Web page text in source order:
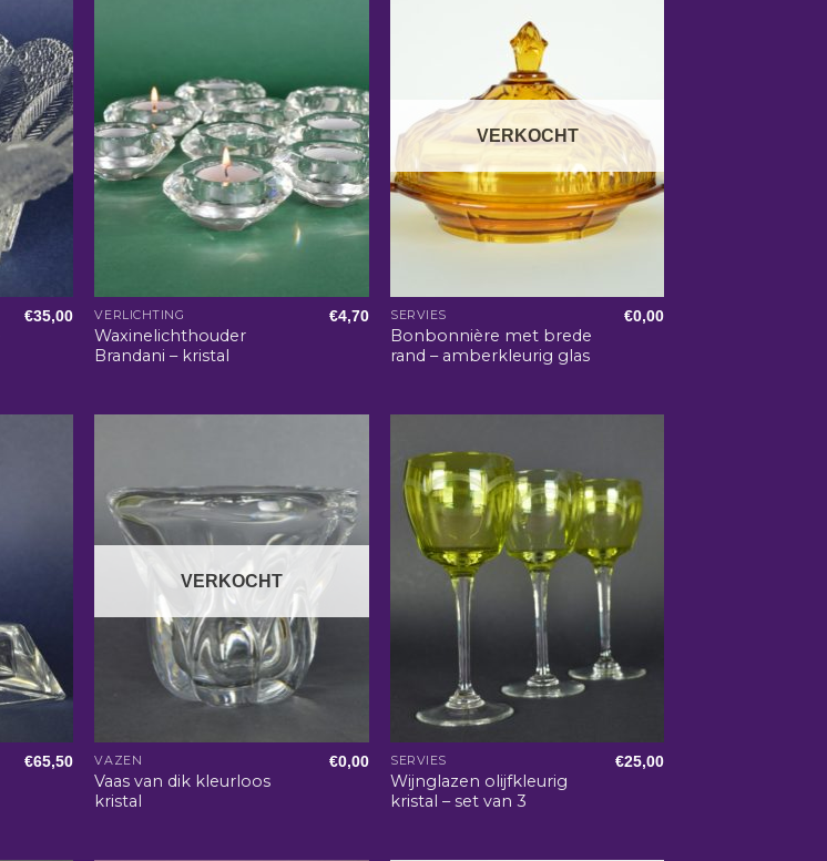
€35,00 VERLICHTING
Waxinelichthouder
Brandani – kristal
€4,70
VERKOCHT
SERVIES
Bonbonnière met brede
rand – amberkleurig glas
€0,00
€65,50
VERKOCHT
VAZEN
Vaas van dik kleurloos
kristal
€0,00 SERVIES
Wijnglazen olijfkleurig
kristal – set van 3
€25,00